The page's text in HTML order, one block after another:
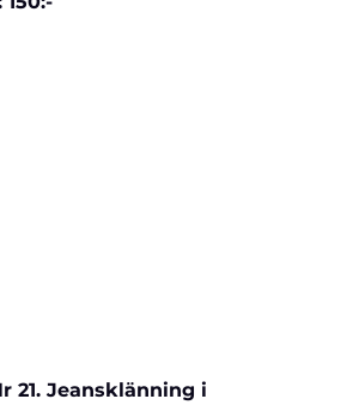
21. Jeansklänning i